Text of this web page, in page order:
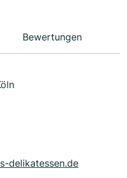
Bewertungen
delikatessen.de